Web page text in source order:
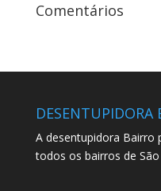
Comentários
DESENTUPIDORA
A desentupidora Bairro
todos os bairros de